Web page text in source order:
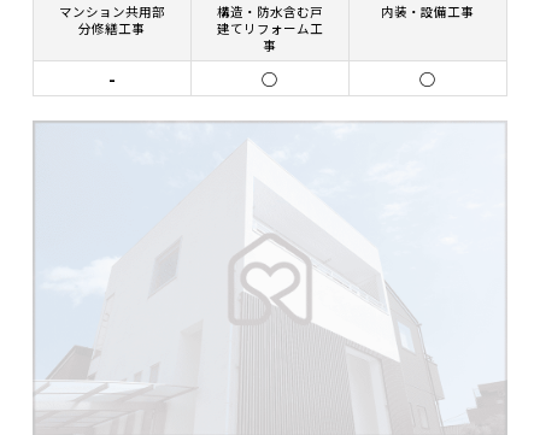
マンション共用部
分修繕工事
構造・防水含む戸
建てリフォーム工
事
内装・設備工事
- ○ ○